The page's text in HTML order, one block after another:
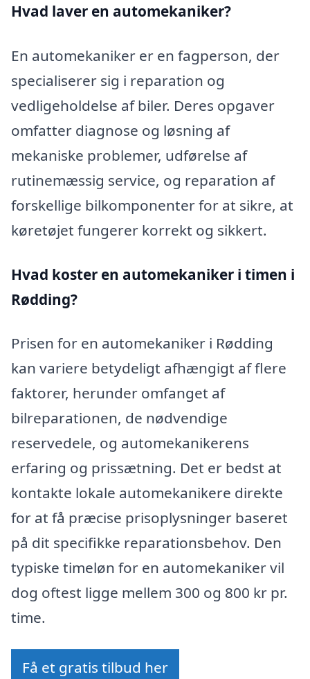
Hvad laver en automekaniker?
En automekaniker er en fagperson, der
specialiserer sig i reparation og
vedligeholdelse af biler. Deres opgaver
omfatter diagnose og løsning af
mekaniske problemer, udførelse af
rutinemæssig service, og reparation af
forskellige bilkomponenter for at sikre, at
køretøjet fungerer korrekt og sikkert.
Hvad koster en automekaniker i timen i
Rødding?
Prisen for en automekaniker i Rødding
kan variere betydeligt afhængigt af flere
faktorer, herunder omfanget af
bilreparationen, de nødvendige
reservedele, og automekanikerens
erfaring og prissætning. Det er bedst at
kontakte lokale automekanikere direkte
for at få præcise prisoplysninger baseret
på dit specifikke reparationsbehov. Den
typiske timeløn for en automekaniker vil
dog oftest ligge mellem 300 og 800 kr pr.
time.
Få et gratis tilbud her